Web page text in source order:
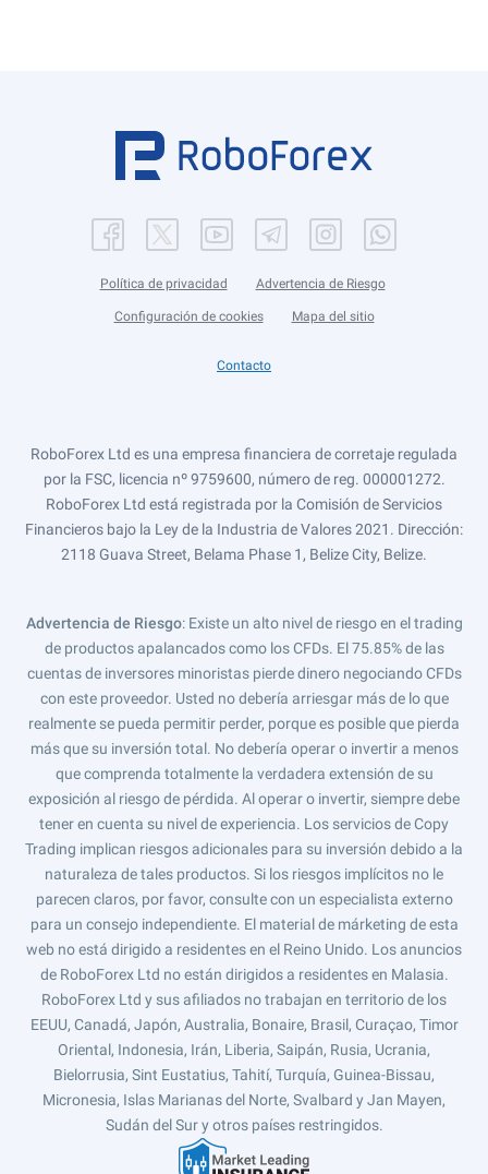
Política de privacidad Advertencia de Riesgo
Configuración de cookies Mapa del sitio
Contacto
RoboForex Ltd es una empresa financiera de corretaje regulada
por la FSC, licencia nº 9759600, número de reg. 000001272.
RoboForex Ltd está registrada por la Comisión de Servicios
Financieros bajo la Ley de la Industria de Valores 2021. Dirección:
2118 Guava Street, Belama Phase 1, Belize City, Belize.
Advertencia de Riesgo: Existe un alto nivel de riesgo en el trading
de productos apalancados como los CFDs. El 75.85% de las
cuentas de inversores minoristas pierde dinero negociando CFDs
con este proveedor. Usted no debería arriesgar más de lo que
realmente se pueda permitir perder, porque es posible que pierda
más que su inversión total. No debería operar o invertir a menos
que comprenda totalmente la verdadera extensión de su
exposición al riesgo de pérdida. Al operar o invertir, siempre debe
tener en cuenta su nivel de experiencia. Los servicios de Copy
Trading implican riesgos adicionales para su inversión debido a la
naturaleza de tales productos. Si los riesgos implícitos no le
parecen claros, por favor, consulte con un especialista externo
para un consejo independiente. El material de márketing de esta
web no está dirigido a residentes en el Reino Unido. Los anuncios
de RoboForex Ltd no están dirigidos a residentes en Malasia.
RoboForex Ltd y sus afiliados no trabajan en territorio de los
EEUU, Canadá, Japón, Australia, Bonaire, Brasil, Curaçao, Timor
Oriental, Indonesia, Irán, Liberia, Saipán, Rusia, Ucrania,
Bielorrusia, Sint Eustatius, Tahití, Turquía, Guinea-Bissau,
Micronesia, Islas Marianas del Norte, Svalbard y Jan Mayen,
Sudán del Sur y otros países restringidos.